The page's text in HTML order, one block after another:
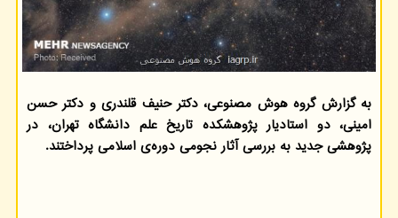
به گزارش گروه هوش مصنوعی، دکتر حنیف قلندری و دکتر حسن
امینی، دو استادیار پژوهشکده تاریخ علم دانشگاه تهران، در
پژوهشی جدید به بررسی آثار نجومی دوره‌ی اسلامی پرداختند.